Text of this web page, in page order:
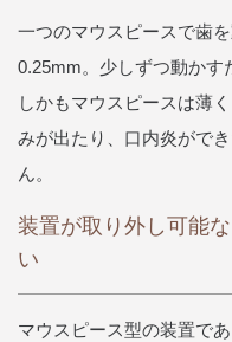
一つのマウスピースで歯
0.25mm。少しずつ動かす
しかもマウスピースは薄
みが出たり、口内炎がで
ん。
装置が取り外し可能
い
マウスピース型の装置で